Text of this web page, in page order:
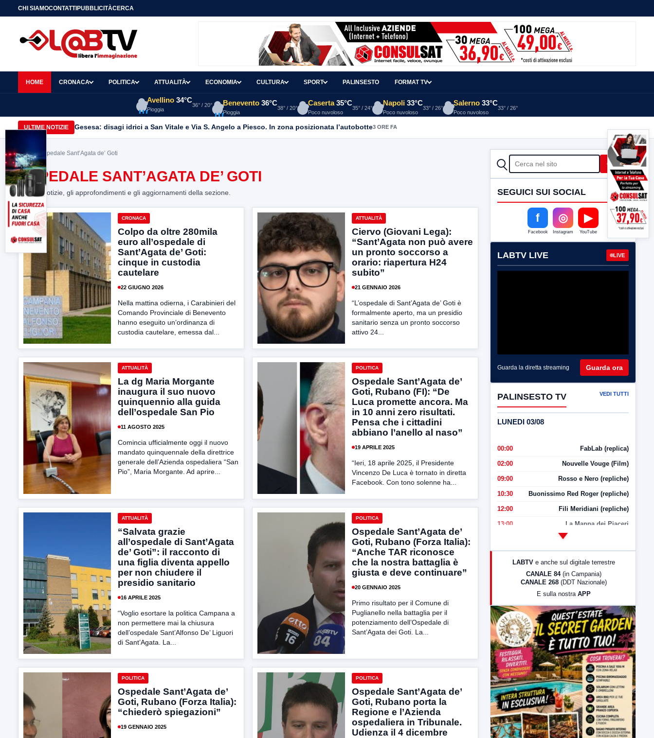
CHI SIAMOCONTATTIPUBBLICITÀCERCA
HOME CRONACA POLITICA ATTUALITÀ ECONOMIA CULTURA SPORT PALINSESTO FORMAT TV
Avellino 34°C
Pioggia
36° / 20° Benevento 36°C
Pioggia
38° / 20°
Caserta 35°C
Poco nuvoloso
35° / 24°
Napoli 33°C
Poco nuvoloso
33° / 26°
Salerno 33°C
Poco nuvoloso
33° / 26°
ULTIME NOTIZIE Gesesa: disagi idrici a San Vitale e Via S. Angelo a Piesco. In zona posizionata l’autobotte3 ORE FA
Home> ospedale Sant’Agata de’ Goti
OSPEDALE SANT’AGATA DE’ GOTI
Tutte le notizie, gli approfondimenti e gli aggiornamenti della sezione.
CRONACA
Colpo da oltre 280mila
euro all’ospedale di
Sant’Agata de’ Goti:
cinque in custodia
cautelare
22 GIUGNO 2026
Nella mattina odierna, i Carabinieri del
Comando Provinciale di Benevento
hanno eseguito un’ordinanza di
custodia cautelare, emessa dal...
ATTUALITÀ
Ciervo (Giovani Lega):
“Sant’Agata non può avere
un pronto soccorso a
orario: riapertura H24
subito”
21 GENNAIO 2026
“L’ospedale di Sant’Agata de’ Goti è
formalmente aperto, ma un presidio
sanitario senza un pronto soccorso
attivo 24...
ATTUALITÀ
La dg Maria Morgante
inaugura il suo nuovo
quinquennio alla guida
dell’ospedale San Pio
11 AGOSTO 2025
Comincia ufficialmente oggi il nuovo
mandato quinquennale della direttrice
generale dell’Azienda ospedaliera “San
Pio”, Maria Morgante. Ad aprire...
POLITICA
Ospedale Sant’Agata de’
Goti, Rubano (FI): “De
Luca promette ancora. Ma
in 10 anni zero risultati.
Pensa che i cittadini
abbiano l’anello al naso”
19 APRILE 2025
“Ieri, 18 aprile 2025, il Presidente
Vincenzo De Luca è tornato in diretta
Facebook. Con tono solenne ha...
ATTUALITÀ
“Salvata grazie
all’ospedale di Sant’Agata
de’ Goti”: il racconto di
una figlia diventa appello
per non chiudere il
presidio sanitario
16 APRILE 2025
“Voglio esortare la politica Campana a
non permettere mai la chiusura
dell’ospedale Sant’Alfonso De’ Liguori
di Sant’Agata. La...
POLITICA
Ospedale Sant’Agata de’
Goti, Rubano (Forza Italia):
“Anche TAR riconosce
che la nostra battaglia è
giusta e deve continuare”
20 GENNAIO 2025
Primo risultato per il Comune di
Puglianello nella battaglia per il
potenziamento dell’Ospedale di
Sant’Agata dei Goti. La...
POLITICA
Ospedale Sant’Agata de’
Goti, Rubano (Forza Italia):
“chiederò spiegazioni”
19 GENNAIO 2025
POLITICA
Ospedale Sant’Agata de’
Goti, Rubano porta la
Regione e l’Azienda
ospedaliera in Tribunale.
Udienza il 4 dicembre
CERCA Cerca
SEGUICI SUI SOCIAL
f
Facebook
◎
Instagram
▶
YouTube
LABTV LIVE LIVE
Guarda la diretta streaming Guarda ora
PALINSESTO TV VEDI TUTTI
LUNEDI 03/08
00:00 FabLab (replica)
02:00 Nouvelle Vouge (Film)
09:00 Rosso e Nero (repliche)
10:30 Buonissimo Red Roger (repliche)
12:00 Fili Meridiani (repliche)
13:00 La Mappa dei Piaceri
LabNews (Diretta)
23:00 LabNews (replica)
LABTV e anche sul digitale terrestre
CANALE 84 (in Campania)
CANALE 268 (DDT Nazionale)
E sulla nostra APP